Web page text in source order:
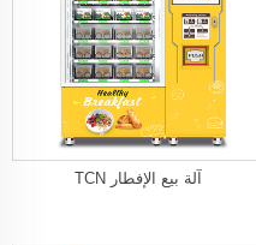
آلة بيع الإفطار TCN